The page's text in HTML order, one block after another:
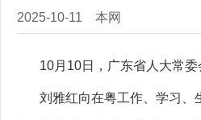
2025-10-11 本网
10月10日，广东省人大常委
刘雅红向在粤工作、学习、